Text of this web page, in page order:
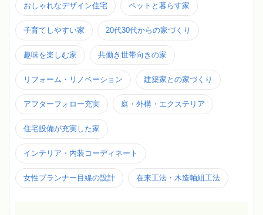
おしゃれなデザイン住宅 ペットと暮らす家
子育てしやすい家 20代30代からの家づくり
趣味を楽しむ家 共働き世帯向きの家
リフォーム・リノベーション 建築家との家づくり
アフターフォロー充実 庭・外構・エクステリア
住宅設備が充実した家
インテリア・内装コーディネート
女性プランナー目線の設計 在来工法・木造軸組工法